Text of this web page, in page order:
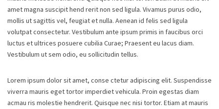
amet magna suscipit hend rerit non sed ligula. Vivamus purus odio,
mollis ut sagittis vel, feugiat et nulla. Aenean id felis sed ligula
volutpat consectetur. Vestibulum ante ipsum primis in faucibus orci
luctus et ultrices posuere cubilia Curae; Praesent eu lacus diam.
Vestibulum ut sem odio, eu sollicitudin tellus.
Lorem ipsum dolor sit amet, conse ctetur adipiscing elit. Suspendisse
viverra mauris eget tortor imperdiet vehicula. Proin egestas diam
acmau ris molestie hendrerit. Quisque nec nisi tortor. Etiam at mauris